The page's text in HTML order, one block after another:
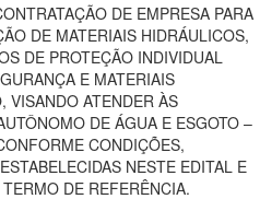
DE EMPRESA PARA
DE MATERIAIS HIDRÁULICOS,
DE PROTEÇÃO INDIVIDUAL
E MATERIAIS
VISANDO ATENDER ÀS
DE ÁGUA E ESGOTO –
CONDIÇÕES,
NESTE EDITAL E
DE REFERÊNCIA.